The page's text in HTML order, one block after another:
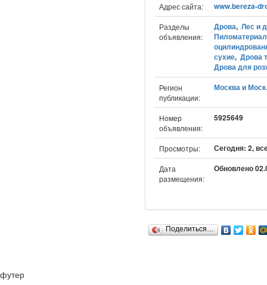
Адрес сайта: www.bereza-
Разделы
объявления:
Дрова, Лес и
сухие, Дрова
Дрова для
Регион
публикации:
Москва и
Номер
объявления:
5925649
Просмотры: Сегодня: 2,
Дата
размещения:
Обновлено
Поделиться…
футер